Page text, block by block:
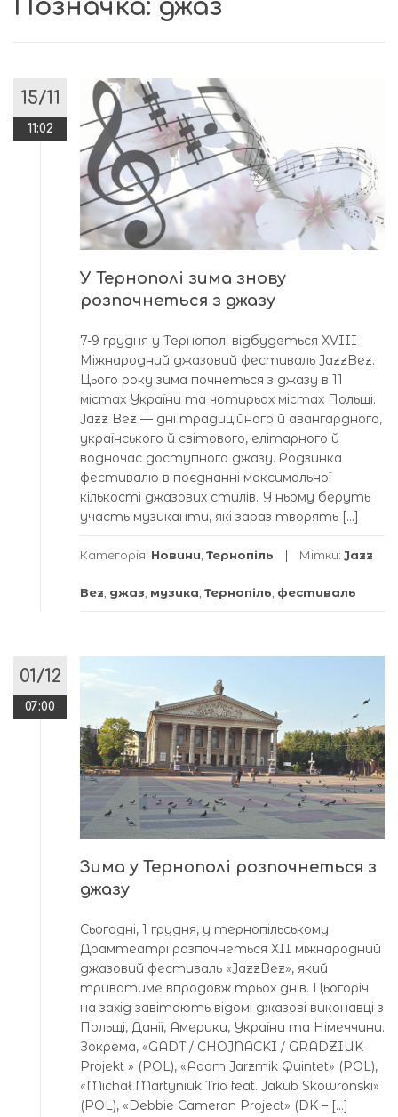
Позначка: джаз
15/11
11:02
У Тернополі зима знову
розпочнеться з джазу
7-9 грудня у Тернополі відбудеться XVIII
Міжнародний джазовий фестиваль JazzBez.
Цього року зима почнеться з джазу в 11
містах України та чотирьох містах Польщі.
Jazz Bez — дні традиційного й авангардного,
українського й світового, елітарного й
водночас доступного джазу. Родзинка
фестивалю в поєднанні максимальної
кількості джазових стилів. У ньому беруть
участь музиканти, які зараз творять […]
Категорія: Новини Тернопіль Мітки: Jazz
Bez джаз музика Тернопіль фестиваль
01/12
07:00
Зима у Тернополі розпочнеться з
джазу
Сьогодні, 1 грудня, у тернопільському
Драмтеатрі розпочнеться XII міжнародний
джазовий фестиваль «JazzBez», який
триватиме впродовж трьох днів. Цьогоріч
на захід завітають відомі джазові виконавці з
Польщі, Данії, Америки, України та Німеччини.
Зокрема, «GADT / CHOJNACKI / GRADZIUK
Projekt » (POL), «Adam Jarzmik Quintet» (POL),
«Michał Martyniuk Trio feat. Jakub Skowronski»
(POL), «Debbie Cameron Project» (DK – […]